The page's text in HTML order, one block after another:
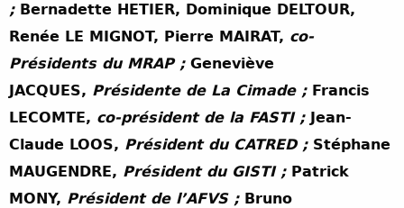
; Bernadette HETIER, Dominique DELTOUR,
Renée LE MIGNOT, Pierre MAIRAT, co-
Présidents du MRAP ; Geneviève
JACQUES, Présidente de La Cimade ; Francis
LECOMTE, co-président de la FASTI ; Jean-
Claude LOOS, Président du CATRED ; Stéphane
MAUGENDRE, Président du GISTI ; Patrick
MONY, Président de l’AFVS ; Bruno